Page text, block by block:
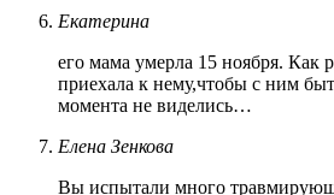
Екатерина
его мама умерла 15 ноября. Как
приехала к нему,чтобы с ним
момента не виделись…
Елена Зенкова
Вы испытали много